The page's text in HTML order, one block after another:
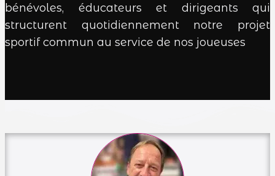
bénévoles, éducateurs et dirigeants qui
structurent quotidiennement notre projet
sportif commun au service de nos joueuses